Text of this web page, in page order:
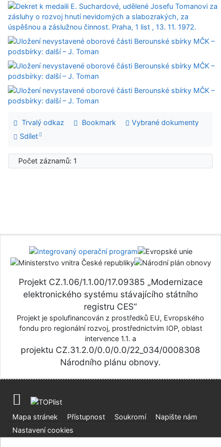
Trvalý odkaz Bookmark
Vybrané dokumenty
Sdílet
Počet záznamů: 1
Projekt CZ.1.06/1.1.00/17.09385 „Modernizace
elektronického systému stávajícího státního
registru CES“
Projekt je spolufinancován z prostředků EU, Evropského
fondu pro regionální rozvoj, prostřednictvím IOP, oblast
intervence 1.1. a
projektu CZ.31.2.0/0.0/0.0/22_034/0008308
Národního plánu obnovy.
Mapa stránek Přístupnost Soukromí
Napište nám
Nastavení cookies